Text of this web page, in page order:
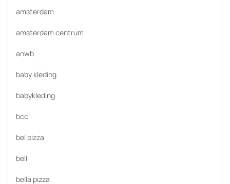
amsterdam
amsterdam centrum
anwb
baby kleding
babykleding
bcc
bel pizza
bell
bella pizza